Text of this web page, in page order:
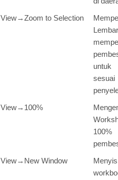
View→Zoom to Selection
View→100%
View→New Window